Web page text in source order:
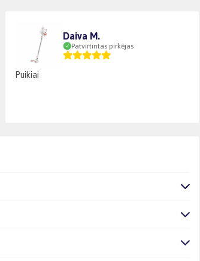
Daiva M.
Patvirtintas pirkėjas
Puikiai